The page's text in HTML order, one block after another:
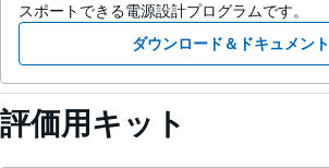
スポートできる電源設計プログラムです。
ダウンロード＆ドキュメント
評価用キット